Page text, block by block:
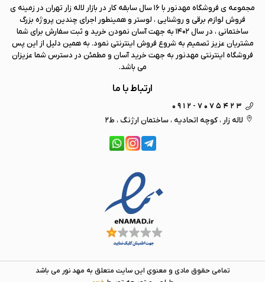
مجموعه ی فروشگاه مهد نور
با 16 سال سابقه کار در بازار لاله زار تهران در زمینه ی
فروش لوازم برقی و روشنایی ، لوستر و همینطور اجرای چندین پروژه بزرگ
ساختمانی ، در سال 1402 به جهت آسان نمودن خرید و ثبت سفارش برای شما
مشتریان عزیز تصمیم به شروع فروش اینترنتی نمود. به همین دلیل از این پس
فروشگاه اینترنتی مهد نور به جهت خرید آسان و مطمئن در دسترس شما عزیزان
می باشد.
ارتباط با ما
0912-7075423
لاله زار ، کوچه اتحادیه ، ساختمان ارژنگ ، ط2
تمامی حقوق مادی و معنوی این سایت متعلق به مهد نور می باشد